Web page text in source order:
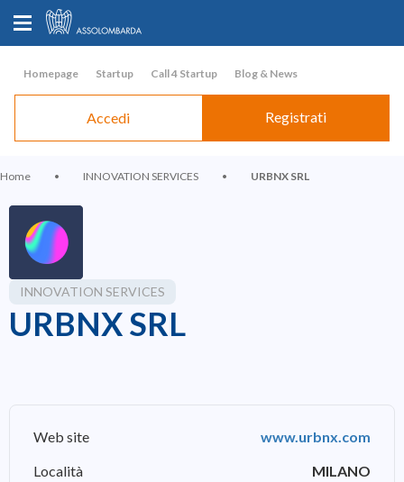
Homepage Startup Call 4 Startup Blog & News
Accedi Registrati
Home • INNOVATION SERVICES • URBNX SRL
INNOVATION SERVICES
URBNX SRL
Web site
www.urbnx.com
Località
MILANO